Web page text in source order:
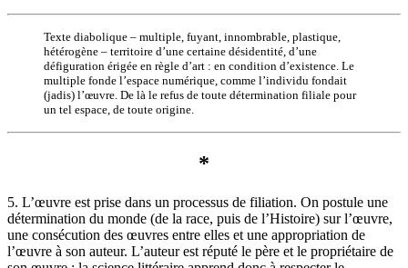
Texte diabolique – multiple, fuyant, innombrable, plastique,
hétérogène – territoire d’une certaine désidentité, d’une
défiguration érigée en règle d’art : en condition d’existence. Le
multiple fonde l’espace numérique, comme l’individu fondait
(jadis) l’œuvre. De là le refus de toute détermination filiale pour
un tel espace, de toute origine.
*
5. L’œuvre est prise dans un processus de filiation. On postule une
détermination du monde (de la race, puis de l’Histoire) sur l’œuvre,
une consécution des œuvres entre elles et une appropriation de
l’œuvre à son auteur. L’auteur est réputé le père et le propriétaire de